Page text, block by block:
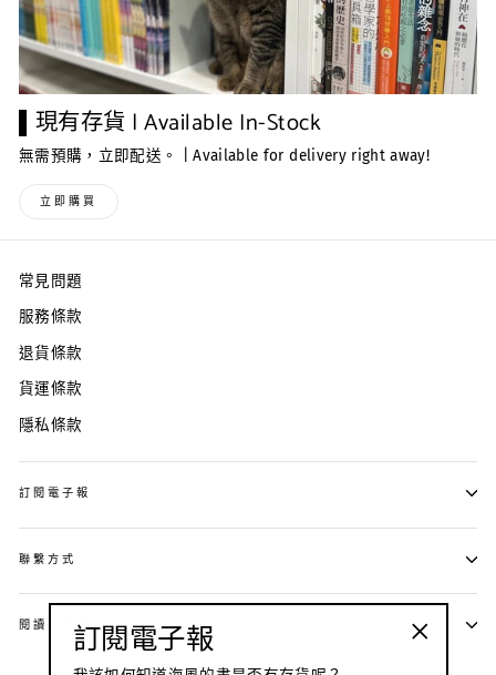
▌現有存貨 | Available In-Stock
無需預購，立即配送。 | Available for delivery right away!
立即購買
常見問題
服務條款
退貨條款
貨運條款
隱私條款
訂閱電子報
聯繫方式
閱讀 · 生活 · 人文
訂閱電子報